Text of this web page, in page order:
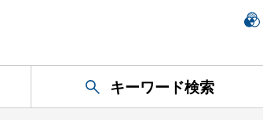
キーワード検索